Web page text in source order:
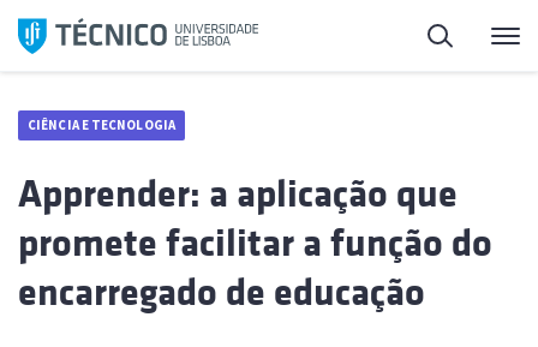
Saltar
para
Pesquisa
CIÊNCIA E TECNOLOGIA
Apprender: a aplicação que
promete facilitar a função do
encarregado de educação